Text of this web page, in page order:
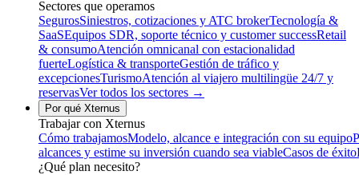
Sectores que operamos
SegurosSiniestros, cotizaciones y ATC brokerTecnología &
SaaSEquipos SDR, soporte técnico y customer successRetail
& consumoAtención omnicanal con estacionalidad
fuerteLogística & transporteGestión de tráfico y
excepcionesTurismoAtención al viajero multilingüe 24/7 y
reservasVer todos los sectores →
Por qué Xternus
Trabajar con Xternus
Cómo trabajamosModelo, alcance e integración con su equipo
alcances y estime su inversión cuando sea viableCasos de éxito
¿Qué plan necesito?